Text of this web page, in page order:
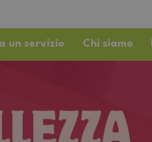
un servizio Chi siamo